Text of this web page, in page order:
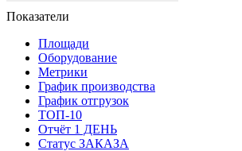
Показатели
Площади
Оборудование
Метрики
График производства
График отгрузок
ТОП-10
Отчёт 1 ДЕНЬ
Статус ЗАКАЗА